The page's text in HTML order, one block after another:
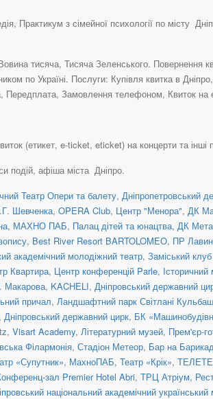
Практикум з сімейної психології по місту
тисяча, Тисяча Зеленського. Повернення
по Україні. Послуги: Купівля квитка в
Замовлення телефоном, Квиток на
(етикет, e-ticket, eticket) на концерти та інші
подій, афіша міста Дніпро.
Театр Опери та балету, Дніпропетровський
Шевченка, OPERA Club, Центр "Менора", ДК
, МАХНО ПАБ, Палац дітей та юнацтва, ДК
, Best River Resort BARTOLOMEO, ПР
академічний молодіжний театр, Заміський
Квартира, Центр конференцій Parle,
, KACHELI, Дніпровський державний
причал, Ландшафтний парк Світлані
Дніпровський державний цирк, БК
, Visart Academy, Літературний музей, Прем'єр-
Філармонія, Стадіон Метеор, Бар на
«Супутник», МахноПАБ, Театр «Крік»,
зал Premier Hotel Abri, ТРЦ Атріум,
національний академічний